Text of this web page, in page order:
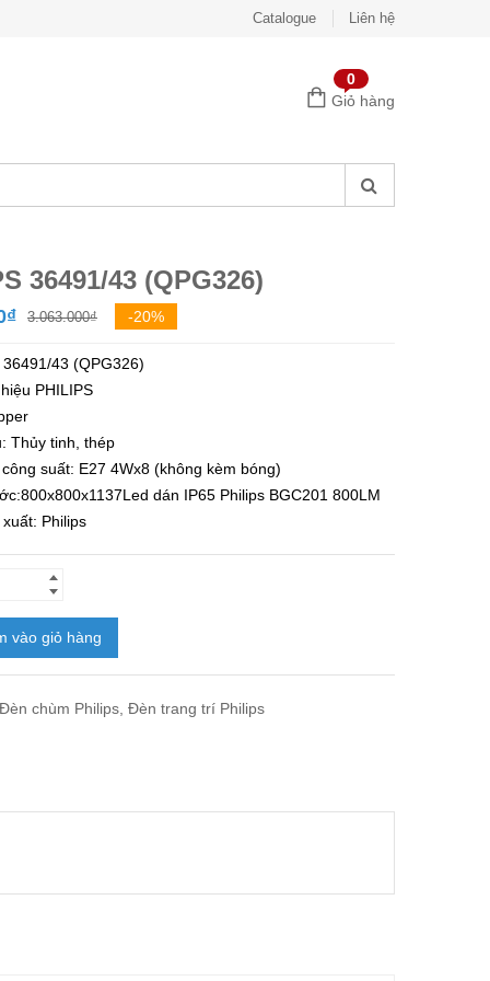
Catalogue Liên hệ
0
Giỏ hàng
36491/43 (QPG326)
3.063.000₫Giá
là:
₫
Giá
tại
-20%
36491/43 (QPG326)
PHILIPS
Thủy tinh, thép
suất: E27 4Wx8 (không kèm bóng)
Led dán IP65 Philips BGC201 800LM
Philips
vào giỏ hàng
Đèn chùm Philips, Đèn trang trí Philips